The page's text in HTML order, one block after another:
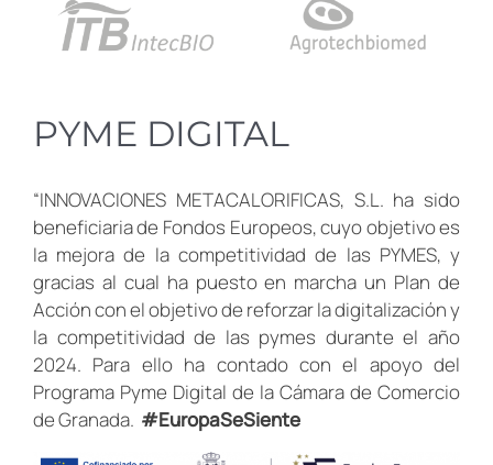
PYME DIGITAL
“INNOVACIONES METACALORIFICAS, S.L. ha sido
beneficiaria de Fondos Europeos, cuyo objetivo es
la mejora de la competitividad de las PYMES, y
gracias al cual ha puesto en marcha un Plan de
Acción con el objetivo de reforzar la digitalización y
la competitividad de las pymes durante el año
2024. Para ello ha contado con el apoyo del
Programa Pyme Digital de la Cámara de Comercio
de Granada. #EuropaSeSiente